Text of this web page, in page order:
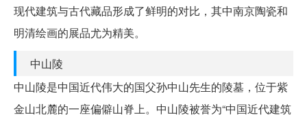
现代建筑与古代藏品形成了鲜明的对比，其中南京陶瓷和
明清绘画的展品尤为精美。
中山陵
中山陵是中国近代伟大的国父孙中山先生的陵墓，位于紫
金山北麓的一座偏僻山脊上。中山陵被誉为“中国近代建筑